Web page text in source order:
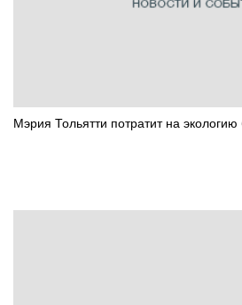
Мэрия Тольятти потратит на